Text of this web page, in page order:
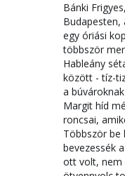
Bánki
Budapesten,
egy óriási
többször
Hableány
között - tíz-
a
Margit híd
roncsai,
Többször be
bevezessék
ott volt, nem